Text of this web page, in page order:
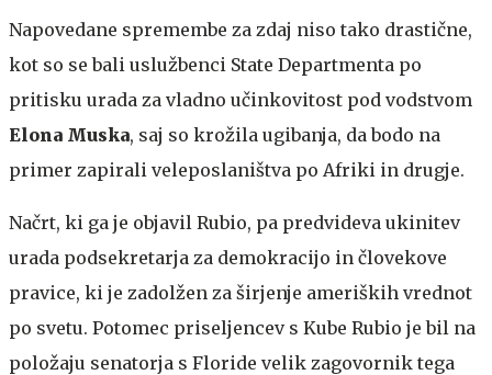
Napovedane spremembe za zdaj niso tako drastične,
kot so se bali uslužbenci State Departmenta po
pritisku urada za vladno učinkovitost pod vodstvom
Elona Muska, saj so krožila ugibanja, da bodo na
primer zapirali veleposlaništva po Afriki in drugje.
Načrt, ki ga je objavil Rubio, pa predvideva ukinitev
urada podsekretarja za demokracijo in človekove
pravice, ki je zadolžen za širjenje ameriških vrednot
po svetu. Potomec priseljencev s Kube Rubio je bil na
položaju senatorja s Floride velik zagovornik tega